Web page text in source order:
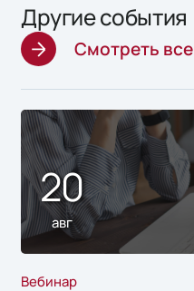
Другие события
Смотреть все
20
авг
Вебинар